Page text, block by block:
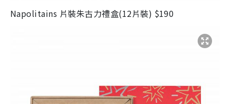
Napolitains 片裝朱古力禮盒(12片裝) $190